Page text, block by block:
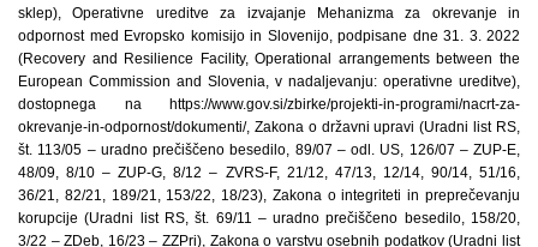
sklep), Operativne ureditve za izvajanje Mehanizma za okrevanje in
odpornost med Evropsko komisijo in Slovenijo, podpisane dne 31. 3. 2022
(Recovery and Resilience Facility, Operational arrangements between the
European Commission and Slovenia, v nadaljevanju: operativne ureditve),
dostopnega na https://www.gov.si/zbirke/projekti-in-programi/nacrt-za-
okrevanje-in-odpornost/dokumenti/, Zakona o državni upravi (Uradni list RS,
št. 113/05 – uradno prečiščeno besedilo, 89/07 – odl. US, 126/07 – ZUP-E,
48/09, 8/10 – ZUP-G, 8/12 – ZVRS-F, 21/12, 47/13, 12/14, 90/14, 51/16,
36/21, 82/21, 189/21, 153/22, 18/23), Zakona o integriteti in preprečevanju
korupcije (Uradni list RS, št. 69/11 – uradno prečiščeno besedilo, 158/20,
3/22 – ZDeb, 16/23 – ZZPri), Zakona o varstvu osebnih podatkov (Uradni list